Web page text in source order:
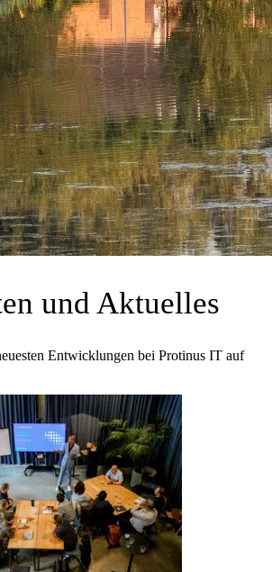
und Aktuelles
Entwicklungen bei Protinus IT auf